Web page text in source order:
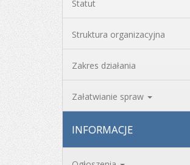
Statut
Struktura organizacyjna
Zakres działania
Załatwianie spraw
INFORMACJE